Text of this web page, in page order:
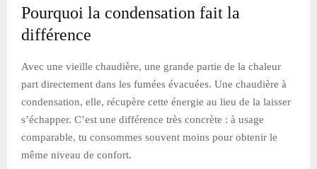
Pourquoi la condensation fait la
différence
Avec une vieille chaudière, une grande partie de la chaleur
part directement dans les fumées évacuées. Une chaudière à
condensation, elle, récupère cette énergie au lieu de la laisser
s’échapper. C’est une différence très concrète : à usage
comparable, tu consommes souvent moins pour obtenir le
même niveau de confort.